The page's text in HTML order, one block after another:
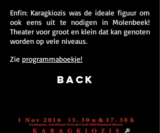
Enfin: Karagkiozis was de ideale figuur om
ook eens uit te nodigen in Molenbeek!
Theater voor groot en klein dat kan genoten
worden op vele niveaus.
Zie programmaboekje!
BACK